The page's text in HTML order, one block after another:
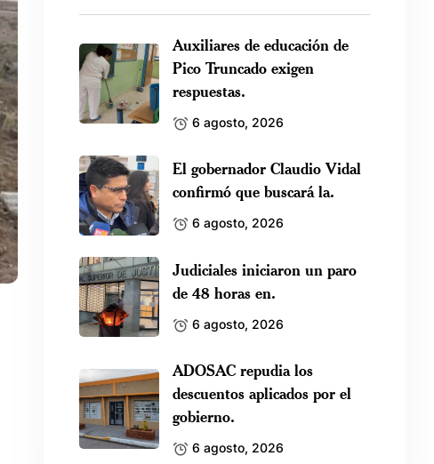
Auxiliares de educación de
Pico Truncado exigen
respuestas.
6 agosto, 2026
El gobernador Claudio Vidal
confirmó que buscará la.
6 agosto, 2026
Judiciales iniciaron un paro
de 48 horas en.
6 agosto, 2026
ADOSAC repudia los
descuentos aplicados por el
gobierno.
6 agosto, 2026